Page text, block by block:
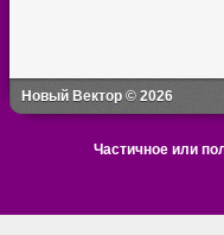
Новый Вектор © 2026
Частичное или